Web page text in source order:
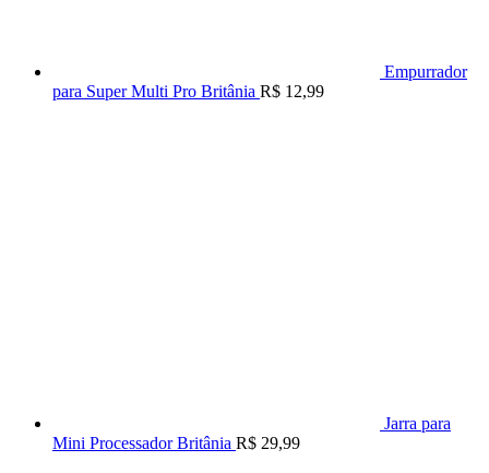
Empurrador
para Super Multi Pro Britânia R$ 12,99
Jarra para
Mini Processador Britânia R$ 29,99